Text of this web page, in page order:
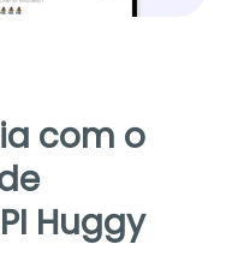
com o
Huggy